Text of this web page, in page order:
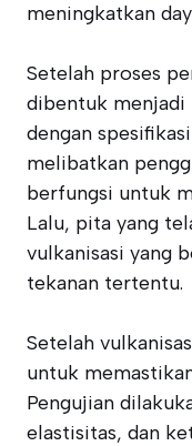
meningkatkan
Setelah proses
dibentuk menjadi
dengan
melibatkan
berfungsi untuk
Lalu, pita yang
vulkanisasi yang
tekanan tertentu.
Setelah
untuk
Pengujian
elastisitas, dan